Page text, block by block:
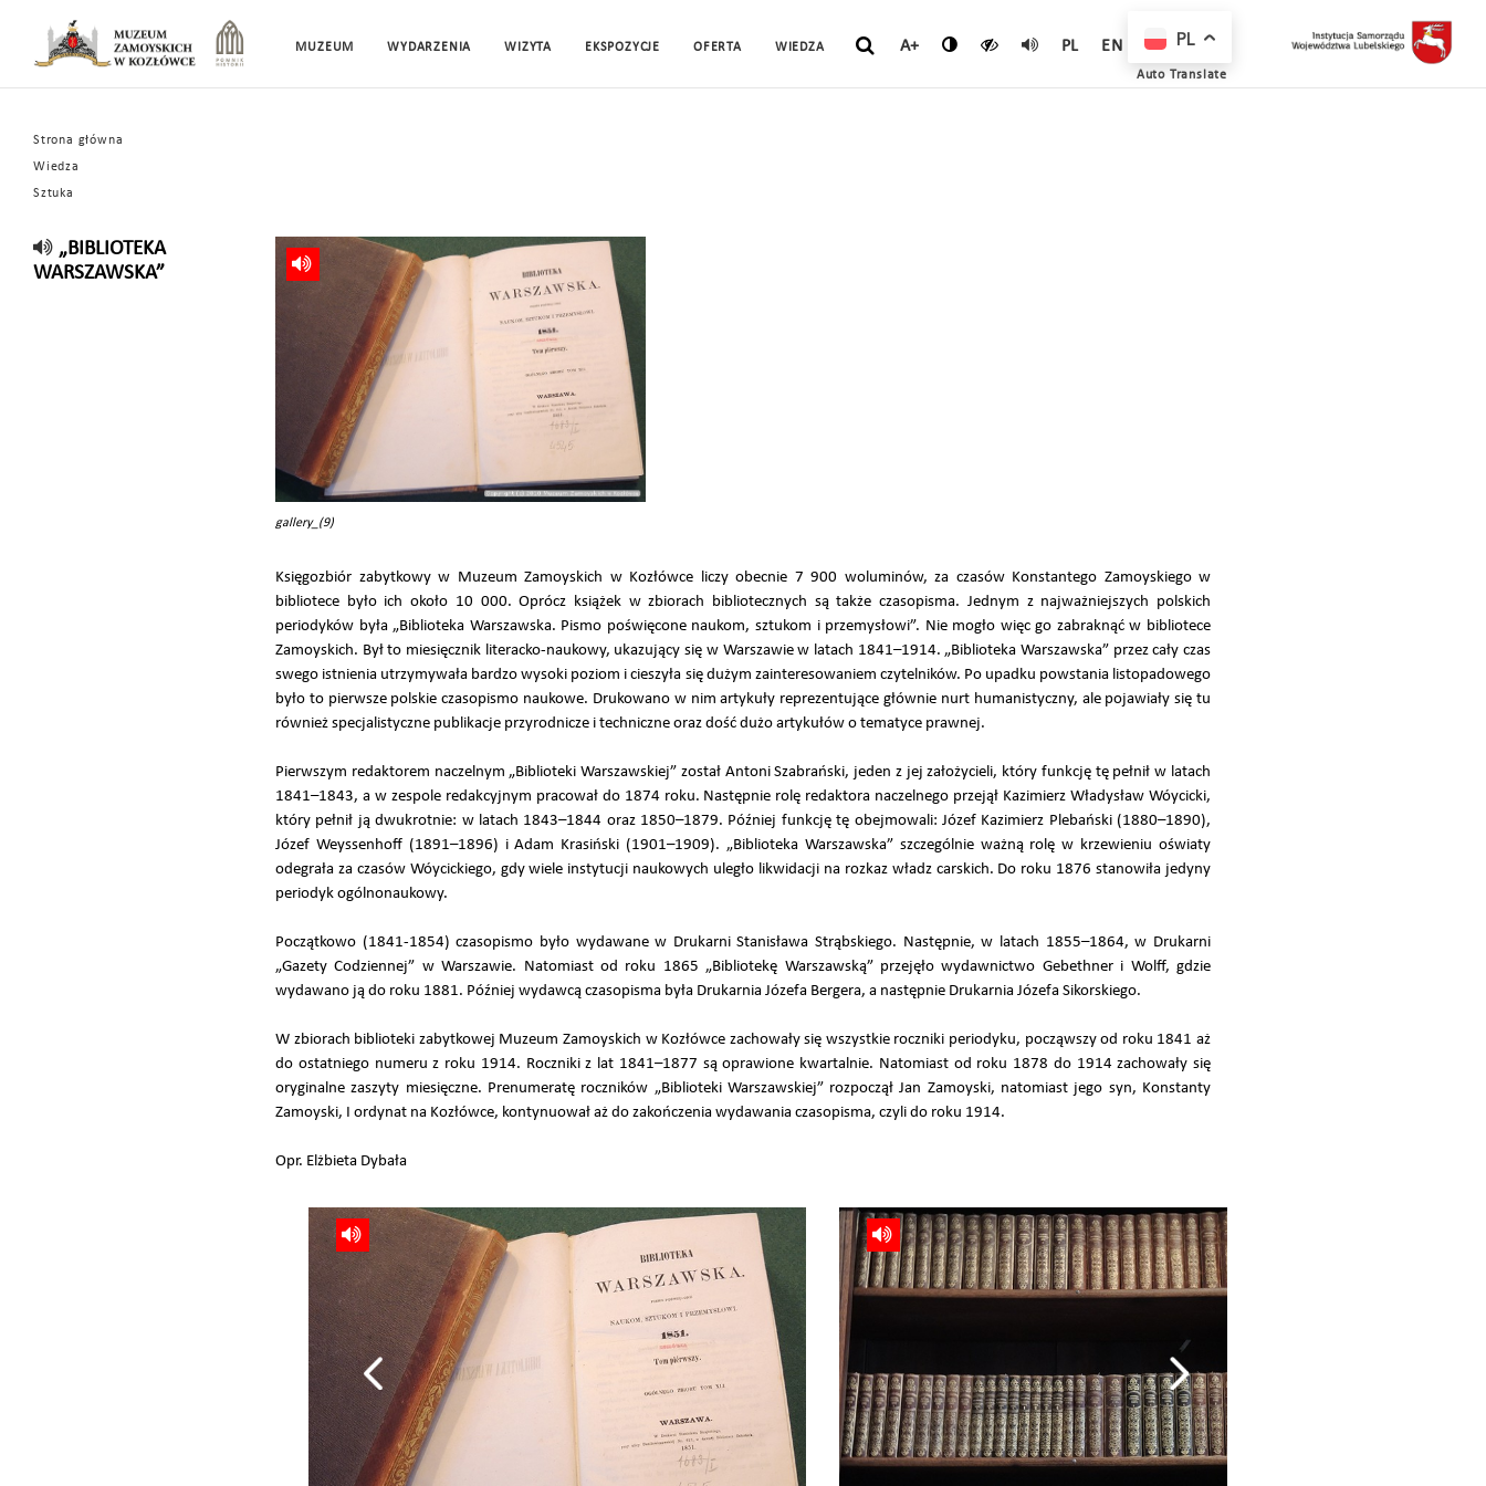
MUZEUM WYDARZENIA WIZYTA EKSPOZYCJE OFERTA WIEDZA A+ PL EN
Strona główna
Wiedza
Sztuka
„BIBLIOTEKA
WARSZAWSKA”
gallery_(9)
Księgozbiór zabytkowy w Muzeum Zamoyskich w Kozłówce liczy obecnie 7 900 woluminów, za czasów Konstantego Zamoyskiego w
bibliotece było ich około 10 000. Oprócz książek w zbiorach bibliotecznych są także czasopisma. Jednym z najważniejszych polskich
periodyków była „Biblioteka Warszawska. Pismo poświęcone naukom, sztukom i przemysłowi”. Nie mogło więc go zabraknąć w bibliotece
Zamoyskich. Był to miesięcznik literacko-naukowy, ukazujący się w Warszawie w latach 1841–1914. „Biblioteka Warszawska” przez cały czas
swego istnienia utrzymywała bardzo wysoki poziom i cieszyła się dużym zainteresowaniem czytelników. Po upadku powstania listopadowego
było to pierwsze polskie czasopismo naukowe. Drukowano w nim artykuły reprezentujące głównie nurt humanistyczny, ale pojawiały się tu
również specjalistyczne publikacje przyrodnicze i techniczne oraz dość dużo artykułów o tematyce prawnej.
Pierwszym redaktorem naczelnym „Biblioteki Warszawskiej” został Antoni Szabrański, jeden z jej założycieli, który funkcję tę pełnił w latach
1841–1843, a w zespole redakcyjnym pracował do 1874 roku. Następnie rolę redaktora naczelnego przejął Kazimierz Władysław Wóycicki,
który pełnił ją dwukrotnie: w latach 1843–1844 oraz 1850–1879. Później funkcję tę obejmowali: Józef Kazimierz Plebański (1880–1890),
Józef Weyssenhoff (1891–1896) i Adam Krasiński (1901–1909). „Biblioteka Warszawska” szczególnie ważną rolę w krzewieniu oświaty
odegrała za czasów Wóycickiego, gdy wiele instytucji naukowych uległo likwidacji na rozkaz władz carskich. Do roku 1876 stanowiła jedyny
periodyk ogólnonaukowy.
Początkowo (1841-1854) czasopismo było wydawane w Drukarni Stanisława Strąbskiego. Następnie, w latach 1855–1864, w Drukarni
„Gazety Codziennej” w Warszawie. Natomiast od roku 1865 „Bibliotekę Warszawską” przejęło wydawnictwo Gebethner i Wolff, gdzie
wydawano ją do roku 1881. Później wydawcą czasopisma była Drukarnia Józefa Bergera, a następnie Drukarnia Józefa Sikorskiego.
W zbiorach biblioteki zabytkowej Muzeum Zamoyskich w Kozłówce zachowały się wszystkie roczniki periodyku, począwszy od roku 1841 aż
do ostatniego numeru z roku 1914. Roczniki z lat 1841–1877 są oprawione kwartalnie. Natomiast od roku 1878 do 1914 zachowały się
oryginalne zaszyty miesięczne. Prenumeratę roczników „Biblioteki Warszawskiej” rozpoczął Jan Zamoyski, natomiast jego syn, Konstanty
Zamoyski, I ordynat na Kozłówce, kontynuował aż do zakończenia wydawania czasopisma, czyli do roku 1914.
Opr. Elżbieta Dybała
PL
Auto Translate